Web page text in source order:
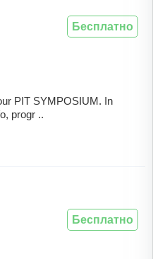
PIT SYMPOSIUM. In
progr ..
Бесплатно
Бесплатно